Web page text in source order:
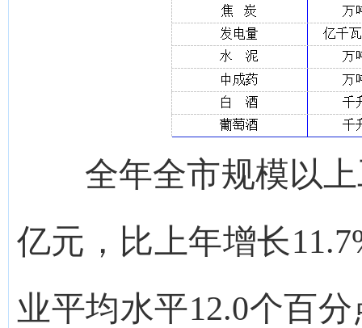
全年全市规模以上
亿元，比上年增长
业平均水平12.0个百